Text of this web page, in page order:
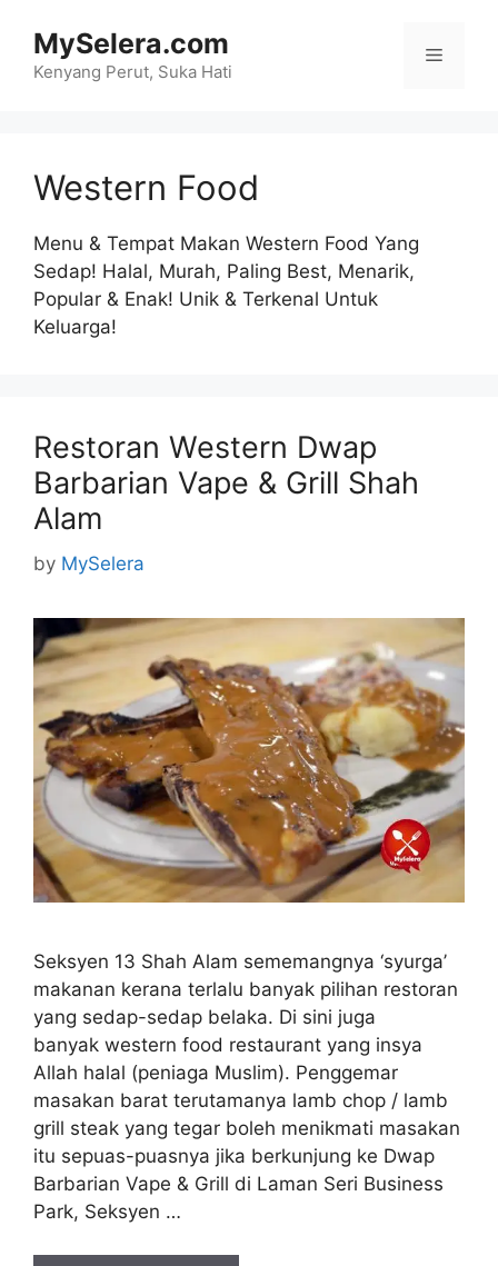
content
MySelera.com
Kenyang Perut, Suka Hati
Menu
Western Food
Menu & Tempat Makan Western Food Yang
Sedap! Halal, Murah, Paling Best, Menarik,
Popular & Enak! Unik & Terkenal Untuk
Keluarga!
Restoran Western Dwap
Barbarian Vape & Grill Shah
Alam
by MySelera
Seksyen 13 Shah Alam sememangnya ‘syurga’
makanan kerana terlalu banyak pilihan restoran
yang sedap-sedap belaka. Di sini juga
banyak western food restaurant yang insya
Allah halal (peniaga Muslim). Penggemar
masakan barat terutamanya lamb chop / lamb
grill steak yang tegar boleh menikmati masakan
itu sepuas-puasnya jika berkunjung ke Dwap
Barbarian Vape & Grill di Laman Seri Business
Park, Seksyen …